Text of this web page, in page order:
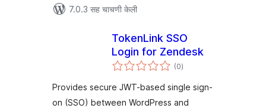
7.0.3 सह चाचणी केली
TokenLink SSO
Login for Zendesk
(0एकूण
मूल्यांकन
)
Provides secure JWT-based single sign-
on (SSO) between WordPress and